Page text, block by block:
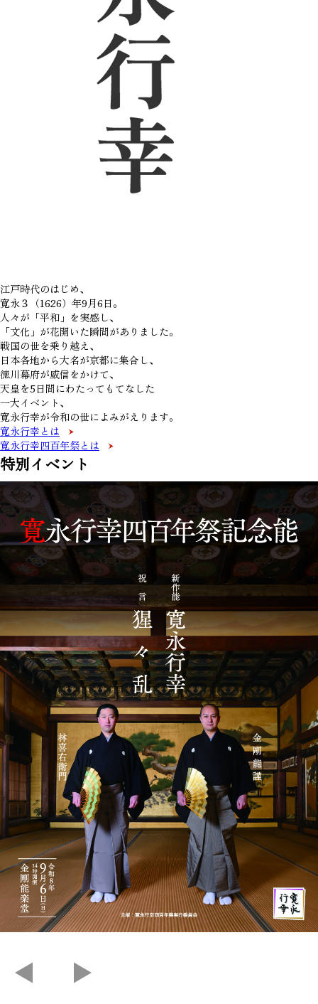
江戸時代のはじめ、
寛永３（1626）年9月6日。
人々が「平和」を実感し、
「文化」が花開いた瞬間がありました。
戦国の世を乗り越え、
日本各地から大名が京都に集合し、
徳川幕府が威信をかけて、
天皇を5日間にわたってもてなした
一大イベント、
寛永行幸が令和の世によみがえります。
寛永行幸とは
寛永行幸四百年祭とは
特別イベント